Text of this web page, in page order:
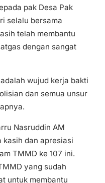
pak Desa Pak
selalu bersama
telah membantu
dengan sangat
wujud kerja bakti
dan semua unsur
Nasruddin AM
kasih dan apresiasi
TMMD ke 107 ini.
yang sudah
untuk membantu